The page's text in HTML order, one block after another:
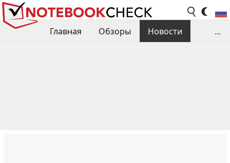
Главная Обзоры
Новости
...